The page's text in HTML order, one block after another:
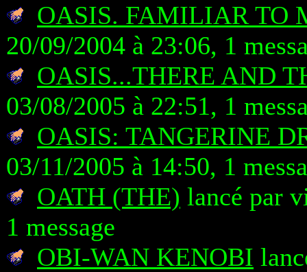
OASIS. FAMILIAR TO
20/09/2004 à 23:06, 1
OASIS...THERE AND
03/08/2005 à 22:51, 1
OASIS: TANGERINE
03/11/2005 à 14:50, 1
OATH (THE) lancé par
1 message
OBI-WAN KENOBI